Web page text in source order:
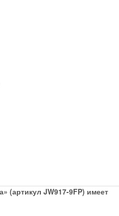
(артикул JW917-9FP) имеет